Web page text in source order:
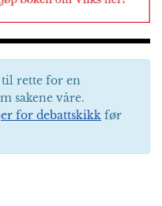
til rette for en
sakene våre.
for debattskikk før